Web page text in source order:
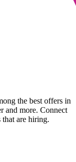
the best offers in
and more. Connect
are hiring.